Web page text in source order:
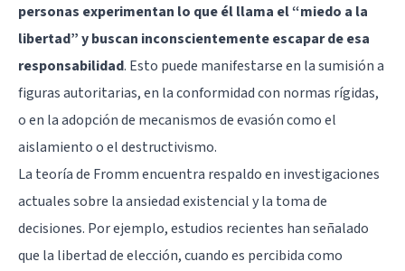
personas experimentan lo que él llama el “miedo a la
libertad” y buscan inconscientemente escapar de esa
responsabilidad. Esto puede manifestarse en la sumisión a
figuras autoritarias, en la conformidad con normas rígidas,
o en la adopción de mecanismos de evasión como el
aislamiento o el destructivismo.
La teoría de Fromm encuentra respaldo en investigaciones
actuales sobre la ansiedad existencial y la toma de
decisiones. Por ejemplo, estudios recientes han señalado
que la libertad de elección, cuando es percibida como